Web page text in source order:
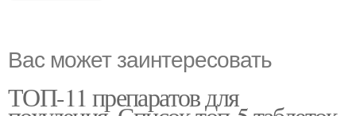
Вас может заинтересовать
ТОП-11 препаратов для